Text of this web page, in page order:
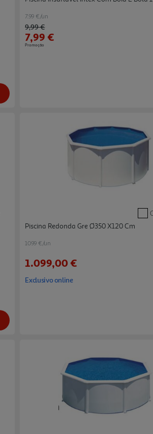
7.99 €/un
Price reduced from
9,99 €to
7,99 €
Promoção
Piscina Redonda Gre Ø350 X120 Cm
1099 €/un
1.099,00 €
Exclusivo online